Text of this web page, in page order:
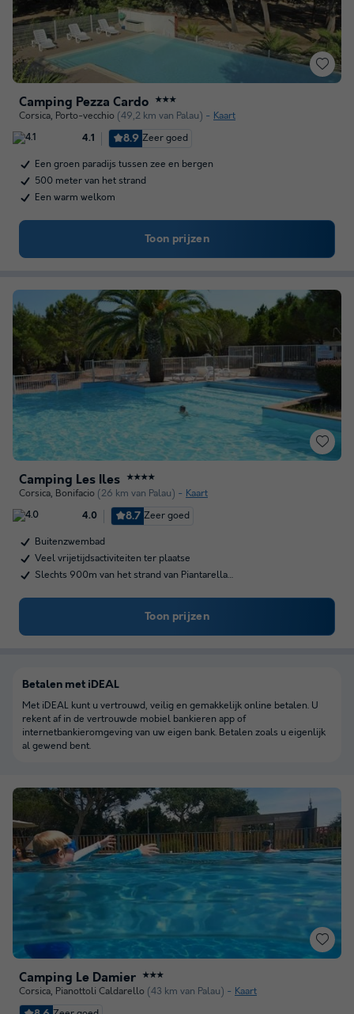
Camping Pezza Cardo ★★★
Corsica, Porto-vecchio (49,2 km van Palau) Kaart
4.1 8.9 Zeer goed
Een groen paradijs tussen zee en bergen
500 meter van het strand
Een warm welkom
Toon prijzen
Camping Les Iles ★★★★
Corsica, Bonifacio (26 km van Palau) Kaart
4.0 8.7 Zeer goed
Buitenzwembad
Veel vrijetijdsactiviteiten ter plaatse
Slechts 900m van het strand van Piantarella…
Toon prijzen
Camping Le Damier ★★★
Corsica, Pianottoli Caldarello (43 km van Palau) Kaart
Betalen met iDEAL
Met iDEAL kunt u vertrouwd, veilig en gemakkelijk online betalen. U
rekent af in de vertrouwde mobiel bankieren app of
internetbankieromgeving van uw eigen bank. Betalen zoals u eigenlijk
al gewend bent.